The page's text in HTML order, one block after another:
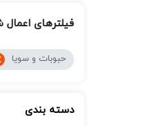
فیلترهای
حبوبات و سویا
دسته بندی